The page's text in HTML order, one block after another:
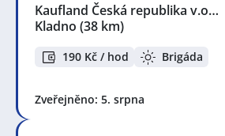
Kaufland Česká republika v.o…
Kladno (38 km)
190 Kč / hod Brigáda
Zveřejněno: 5. srpna